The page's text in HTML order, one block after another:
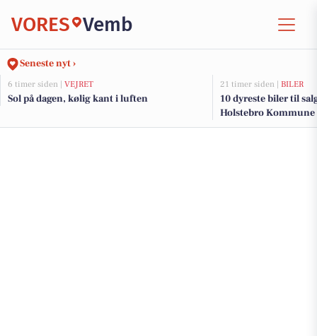
VORES Vemb
Seneste nyt ›
6 timer siden | VEJRET
Sol på dagen, kølig kant i luften
21 timer siden | BILER
10 dyreste biler til
Holstebro Kommune